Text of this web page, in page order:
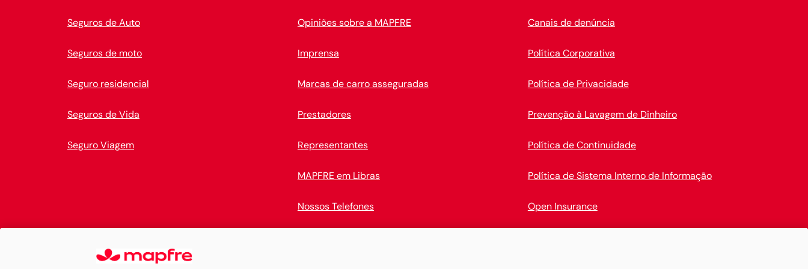
Seguros de Auto
Seguros de moto
Seguro residencial
Seguros de Vida
Seguro Viagem
Opiniões sobre a MAPFRE
Imprensa
Marcas de carro asseguradas
Prestadores
Representantes
MAPFRE em Libras
Nossos Telefones
Canais de denúncia
Política Corporativa
Política de Privacidade
Prevenção à Lavagem de Dinheiro
Política de Continuidade
Política de Sistema Interno de Informação
Open Insurance